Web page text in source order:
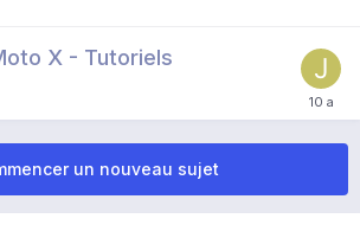
X - Tutoriels
un nouveau sujet